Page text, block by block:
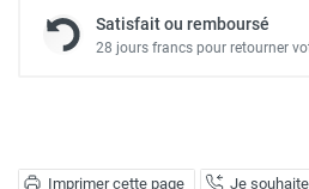
Imprimer cette page Je
Satisfait ou remboursé
28 jours francs pour retourner